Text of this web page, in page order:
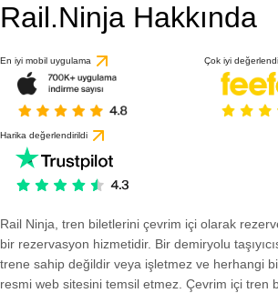
Rail.Ninja Hakkında
En iyi mobil uygulama Çok iyi
Harika değerlendirildi
Rail Ninja, tren biletlerini çevrim içi olarak
bir rezervasyon hizmetidir. Bir demiryolu
trene sahip değildir veya işletmez ve herhangi
resmi web sitesini temsil etmez. Çevrim içi tren
1